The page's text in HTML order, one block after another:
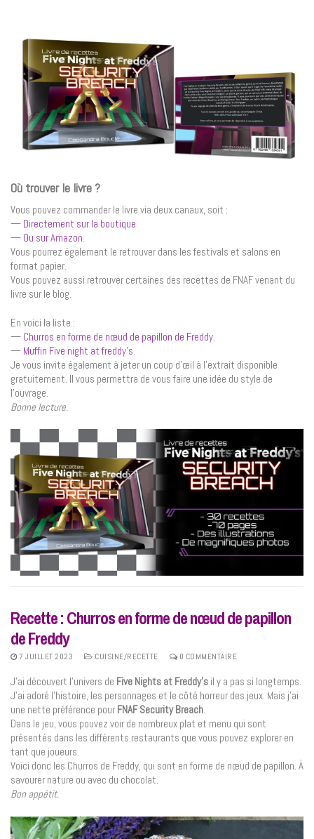
Où trouver le livre ?
Vous pouvez commander le livre via deux canaux, soit :
— Directement sur la boutique.
— Ou sur Amazon.
Vous pourrez également le retrouver dans les festivals et salons en
format papier.
Vous pouvez aussi retrouver certaines des recettes de FNAF venant du
livre sur le blog.
En voici la liste :
— Churros en forme de nœud de papillon de Freddy.
— Muffin Five night at freddy’s.
Je vous invite également à jeter un coup d’œil à l’extrait disponible
gratuitement. Il vous permettra de vous faire une idée du style de
l’ouvrage.
Bonne lecture.
Recette : Churros en forme de nœud de papillon
de Freddy
7 JUILLET 2023 CUISINE/RECETTE 0 COMMENTAIRE
J’ai découvert l’univers de Five Nights at Freddy’s il y a pas si longtemps.
J’ai adoré l’histoire, les personnages et le côté horreur des jeux. Mais j’ai
une nette préférence pour FNAF Security Breach.
Dans le jeu, vous pouvez voir de nombreux plat et menu qui sont
présentés dans les différents restaurants que vous pouvez explorer en
tant que joueurs.
Voici donc les Churros de Freddy, qui sont en forme de nœud de papillon. À
savourer nature ou avec du chocolat.
Bon appétit.